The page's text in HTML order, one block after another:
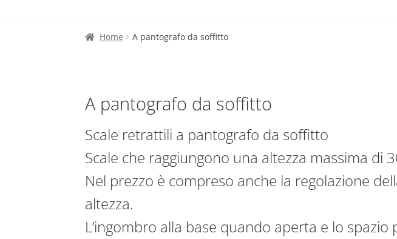
Home A pantografo da soffitto
A pantografo da soffitto
Scale retrattili a pantografo da soffitto
Scale che raggiungono una altezza massima di
Nel prezzo è compreso anche la regolazione
altezza.
L’ingombro alla base quando aperta e lo